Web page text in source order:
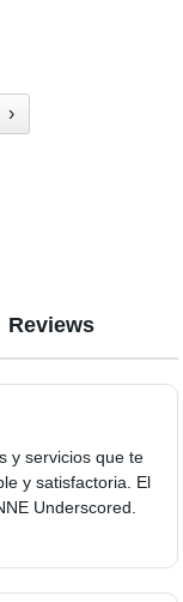
›
y servicios que te
y satisfactoria. El
Underscored.
Reviews